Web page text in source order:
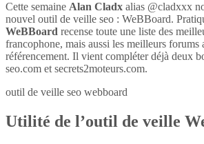
Cette semaine Alan Cladx alias @cladxxx
nouvel outil de veille seo : WeBBoard.
WeBBoard recense toute une liste des
francophone, mais aussi les meilleurs forums
référencement. Il vient compléter déjà deux
seo.com et secrets2moteurs.com.
outil de veille seo webboard
Utilité de l’outil de veille